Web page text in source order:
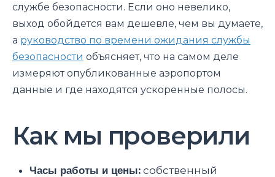
службе безопасности. Если оно невелико,
выход обойдется вам дешевле, чем вы думаете,
а руководство по времени ожидания службы
безопасности объясняет, что на самом деле
измеряют опубликованные аэропортом
данные и где находятся ускоренные полосы.
Как мы проверили
Часы работы и цены: собственный